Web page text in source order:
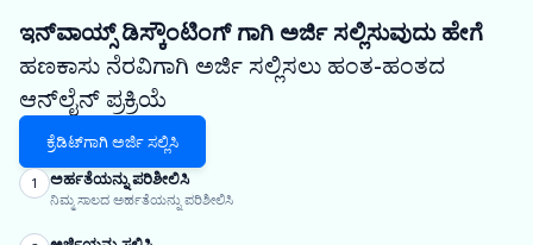
ಇನ್‌ವಾಯ್ಸ್ ಡಿಸ್ಕೌಂಟಿಂಗ್ ಗಾಗಿ ಅರ್ಜಿ ಸಲ್ಲಿಸುವುದು ಹೇಗೆ
ಹಣಕಾಸು ನೆರವಿಗಾಗಿ ಅರ್ಜಿ ಸಲ್ಲಿಸಲು ಹಂತ-ಹಂತದ
ಆನ್‌ಲೈನ್ ಪ್ರಕ್ರಿಯೆ
ಕ್ರೆಡಿಟ್‌ಗಾಗಿ ಅರ್ಜಿ ಸಲ್ಲಿಸಿ
1 ಅರ್ಹತೆಯನ್ನು ಪರಿಶೀಲಿಸಿ
ನಿಮ್ಮ ಸಾಲದ ಅರ್ಹತೆಯನ್ನು ಪರಿಶೀಲಿಸಿ